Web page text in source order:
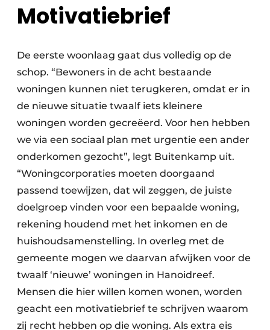
Motivatiebrief
De eerste woonlaag gaat dus volledig op de
schop. “Bewoners in de acht bestaande
woningen kunnen niet terugkeren, omdat er in
de nieuwe situatie twaalf iets kleinere
woningen worden gecreëerd. Voor hen hebben
we via een sociaal plan met urgentie een ander
onderkomen gezocht”, legt Buitenkamp uit.
“Woningcorporaties moeten doorgaand
passend toewijzen, dat wil zeggen, de juiste
doelgroep vinden voor een bepaalde woning,
rekening houdend met het inkomen en de
huishoudsamenstelling. In overleg met de
gemeente mogen we daarvan afwijken voor de
twaalf ‘nieuwe’ woningen in Hanoidreef.
Mensen die hier willen komen wonen, worden
geacht een motivatiebrief te schrijven waarom
zij recht hebben op die woning. Als extra eis